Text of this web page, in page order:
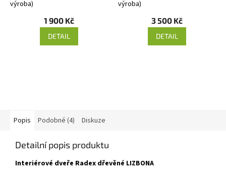
výroba)
1 900 Kč
DETAIL
výroba)
3 500 Kč
DETAIL
Popis Podobné (4) Diskuze
Detailní popis produktu
Interiérové dveře Radex dřevěné LIZBONA